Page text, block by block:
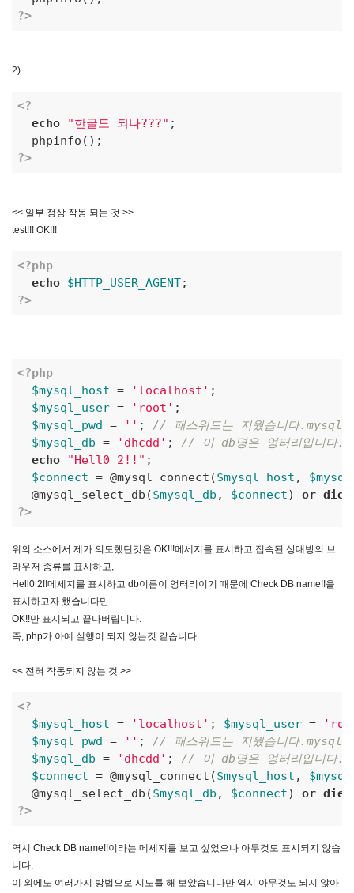
?>
2)
<?
echo
"한글도 되나???" ;
?>
<< 일부 정상 작동 되는 것 >>
test!!! OK!!!
<?php
echo $HTTP_USER_AGENT
?>
<?php
$mysql_host = 'localhost' ;
$mysql_user = 'root' ;
$mysql_pwd = '' ; // 패스워드는 지웠습니다
$mysql_db = 'dhcdd' ; // 이 db명은 엉터리입니다.
echo
"Hell0 2!!" ;
$connect = @mysql_connect($mysql_host ,
  @mysql_select_db(
$mysql_db , $connect) or die
?>
위의 소스에서 제가 의도했던것은 OK!!!메세지를 표시하고 접속된 상대방의 브
라우저 종류를 표시하고,
Hell0 2!!메세지를 표시하고 db이름이 엉터리이기 때문에 Check DB name!!을
표시하고자 했습니다만
OK!!만 표시되고 끝나버립니다.
즉, php가 아예 실행이 되지 않는것 같습니다.
<< 전혀 작동되지 않는 것 >>
<?
$mysql_host = 'localhost' ; $mysql_user =
$mysql_pwd = '' ; // 패스워드는 지웠습니다
$mysql_db = 'dhcdd' ; // 이 db명은 엉터리입니다.
$connect = @mysql_connect($mysql_host ,
  @mysql_select_db(
$mysql_db , $connect) or die
?>
역시 Check DB name!!이라는 메세지를 보고 싶었으나 아무것도 표시되지 않습
니다.
이 외에도 여러가지 방법으로 시도를 해 보았습니다만 역시 아무것도 되지 않아